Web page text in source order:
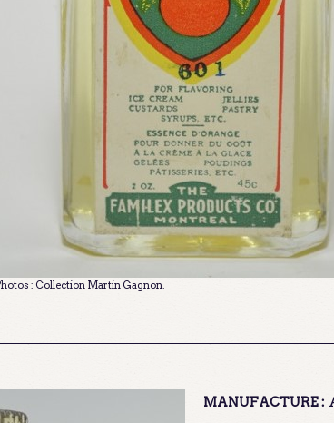
: Collection Martin Gagnon.
MANUFACTURE :